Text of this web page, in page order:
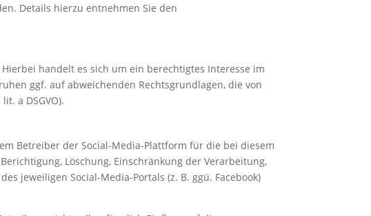
Details hierzu entnehmen Sie den
handelt es sich um ein berechtigtes Interesse im
ggf. auf abweichenden Rechtsgrundlagen, die von
a DSGVO).
Betreiber der Social-Media-Plattform für die bei diesem
Löschung, Einschränkung der Verarbeitung,
jeweiligen Social-Media-Portals (z. B. ggü. Facebook)